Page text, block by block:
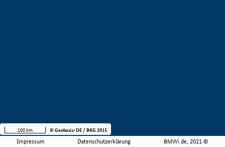
Impressum Datenschutzerklärung BMWi.de, 2021 ©
100 km © Geobasis-DE / BKG 2015